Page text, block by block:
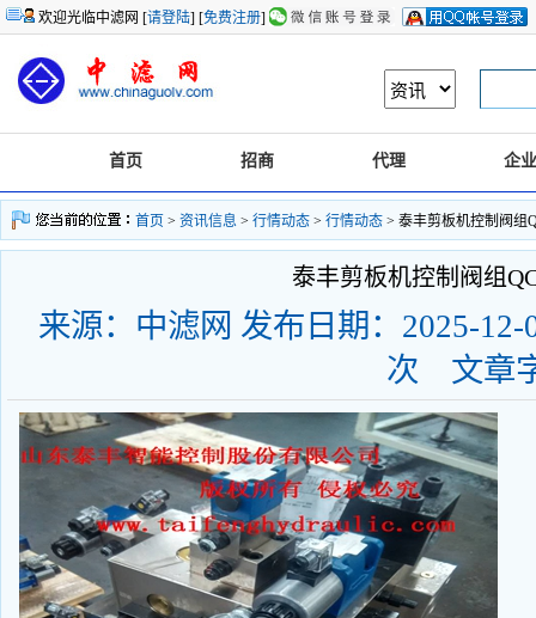
欢迎光临中滤网 [请登陆] [免费注册]
首页 招商 代理 企业
首页 > 资讯信息 > 行情动态 > 行情动态 > 泰丰剪板机控制阀组
泰丰剪板机控制阀组
来源：中滤网 发布日期：2025-
次 文章